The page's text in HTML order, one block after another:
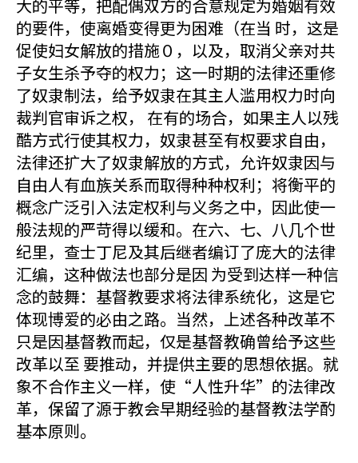
大的平等，把配偶双方的合意规定为婚姻有效
的要件，使离婚变得更为困难（在当 时，这是
促使妇女解放的措施０，以及，取消父亲对共
子女生杀予夺的权力；这一时期的法律还重修
了奴隶制法，给予奴隶在其主人滥用权力时向
裁判官审诉之权， 在有的场合，如果主人以残
酷方式行使其权力，奴隶甚至有权要求自由，
法律还扩大了奴隶解放的方式，允许奴隶因与
自由人有血族关系而取得种种权利；将衡平的
概念广泛引入法定权利与义务之中，因此使一
般法规的严苛得以缓和。在六、七、八几个世
纪里，查士丁尼及其后继者编订了庞大的法律
汇编，这种做法也部分是因 为受到达样一种信
念的鼓舞：基督教要求将法律系统化，这是它
体现博爱的必由之路。当然，上述各种改革不
只是因基督教而起，仅是基督教确曾给予这些
改革以至 要推动，并提供主要的思想依据。就
象不合作主义一样，使“人性升华”的法律改
革，保留了源于教会早期经验的基督教法学酌
基本原则。